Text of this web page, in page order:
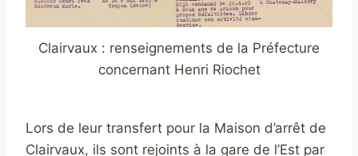
Clairvaux : renseignements de la Préfecture
concernant Henri Riochet
Lors de leur transfert pour la Maison d’arrêt de
Clairvaux, ils sont rejoints à la gare de l’Est par